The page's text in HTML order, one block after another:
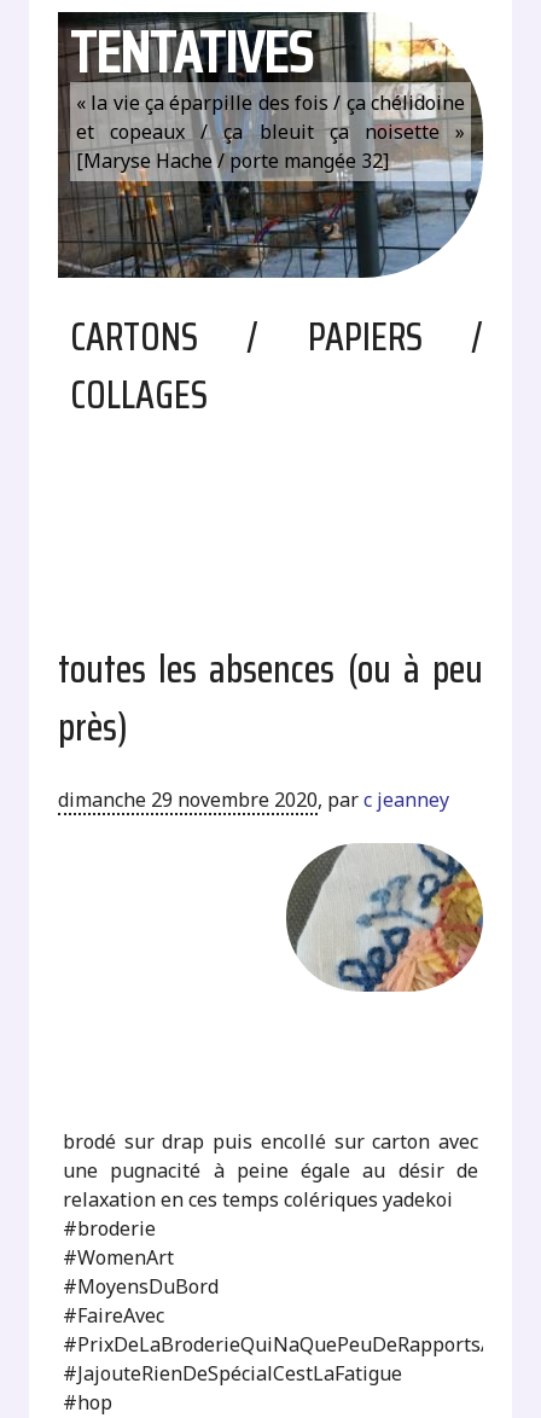
TENTATIVES
« la vie ça éparpille des fois / ça chélidoine
et copeaux / ça bleuit ça noisette »
[Maryse Hache / porte mangée 32]
CARTONS / PAPIERS /
COLLAGES
toutes les absences (ou à peu
près)
dimanche 29 novembre 2020, parc jeanney
brodé sur drap puis encollé sur carton avec
une pugnacité à peine égale au désir de
relaxation en ces temps colériques yadekoi
#broderie
#WomenArt
#MoyensDuBord
#FaireAvec
#JajouteRienDeSpécialCestLaFatigue
#hop